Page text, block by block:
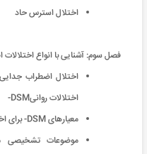
اختلال استرس حاد
فصل سوم: آشنایی با انواع
اختلال اضطراب
اختلالات روانیDSM-
معیارهای DSM- برای اختلال اضطراب جدایی
موضوعات تشخیصی